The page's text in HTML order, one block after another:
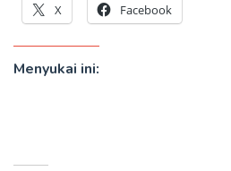
X Facebook
Menyukai ini: